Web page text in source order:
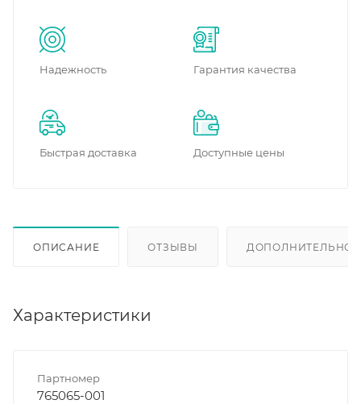
Надежность Гарантия качества
Быстрая доставка Доступные цены
ОПИСАНИЕ ОТЗЫВЫ ДОПОЛНИТЕЛЬНО
Характеристики
Партномер
765065-001